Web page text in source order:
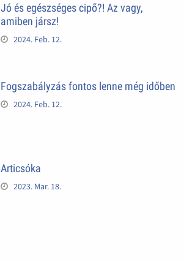
Jó és egészséges cipő?! Az vagy,
amiben jársz!
2024. Feb. 12.
Fogszabályzás fontos lenne még időben
2024. Feb. 12.
Articsóka
2023. Mar. 18.